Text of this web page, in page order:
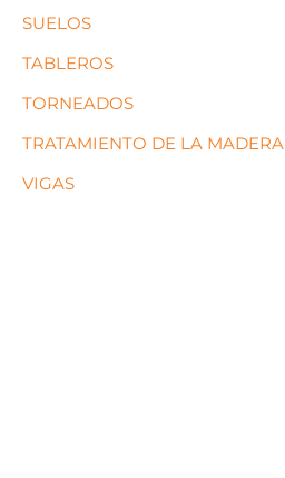
SUELOS
TABLEROS
TORNEADOS
TRATAMIENTO DE LA MADERA
VIGAS